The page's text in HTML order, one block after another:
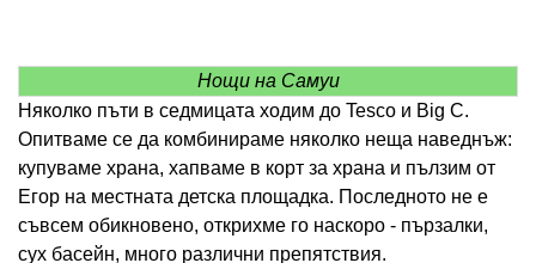
Нощи на Самуи
Няколко пъти в седмицата ходим до Tesco и Big C.
Опитваме се да комбинираме няколко неща наведнъж:
купуваме храна, хапваме в корт за храна и пълзим от
Егор на местната детска площадка. Последното не е
съвсем обикновено, открихме го наскоро - пързалки,
сух басейн, много различни препятствия.